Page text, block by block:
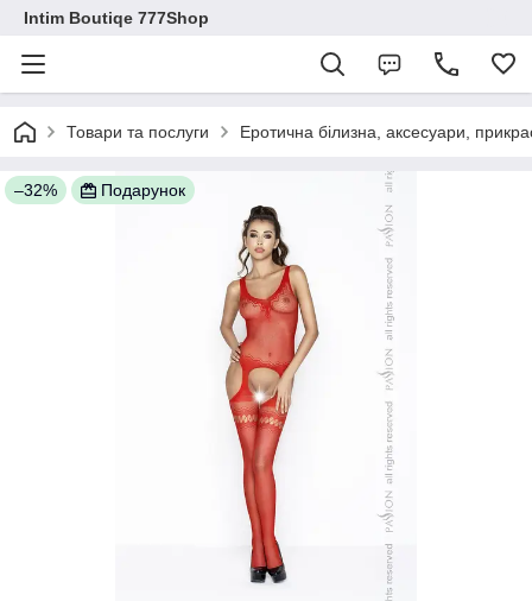
Intim Boutiqe 777Shop
Товари та послуги Еротична білизна, аксесуари,
–32% Подарунок